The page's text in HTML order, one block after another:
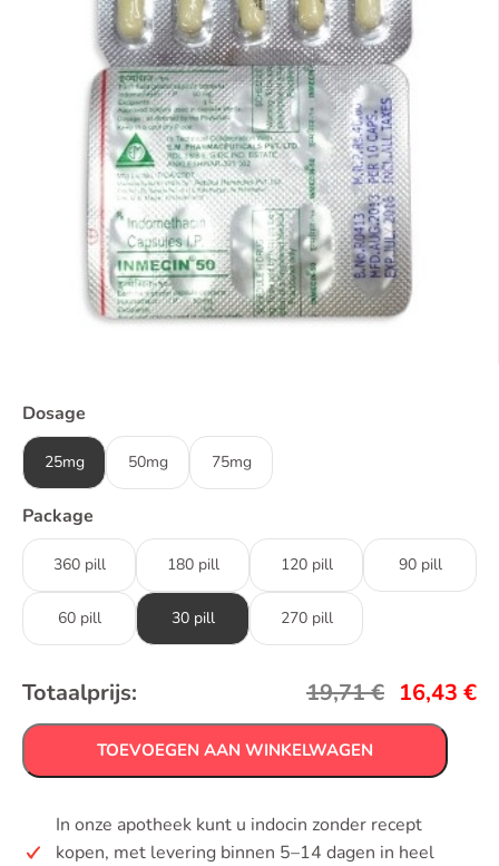
Dosage
25mg 50mg 75mg
Package
360 pill 180 pill 120 pill 90 pill
60 pill 30 pill 270 pill
Totaalprijs: 19,71€ 16,43 €
TOEVOEGEN AAN WINKELWAGEN
In onze apotheek kunt u indocin zonder recept
kopen, met levering binnen 5–14 dagen in heel